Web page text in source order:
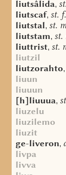
liutsâlida,
liutscaf, st. f.
liutstal, st.
liutstam, st.
liuttrist, st.
liutzil
liutzorahto,
liuun
liuuun
[h]liuuua,
liuzelu
liuzilemo
liuzit
ge-liveron,
livpa
livva